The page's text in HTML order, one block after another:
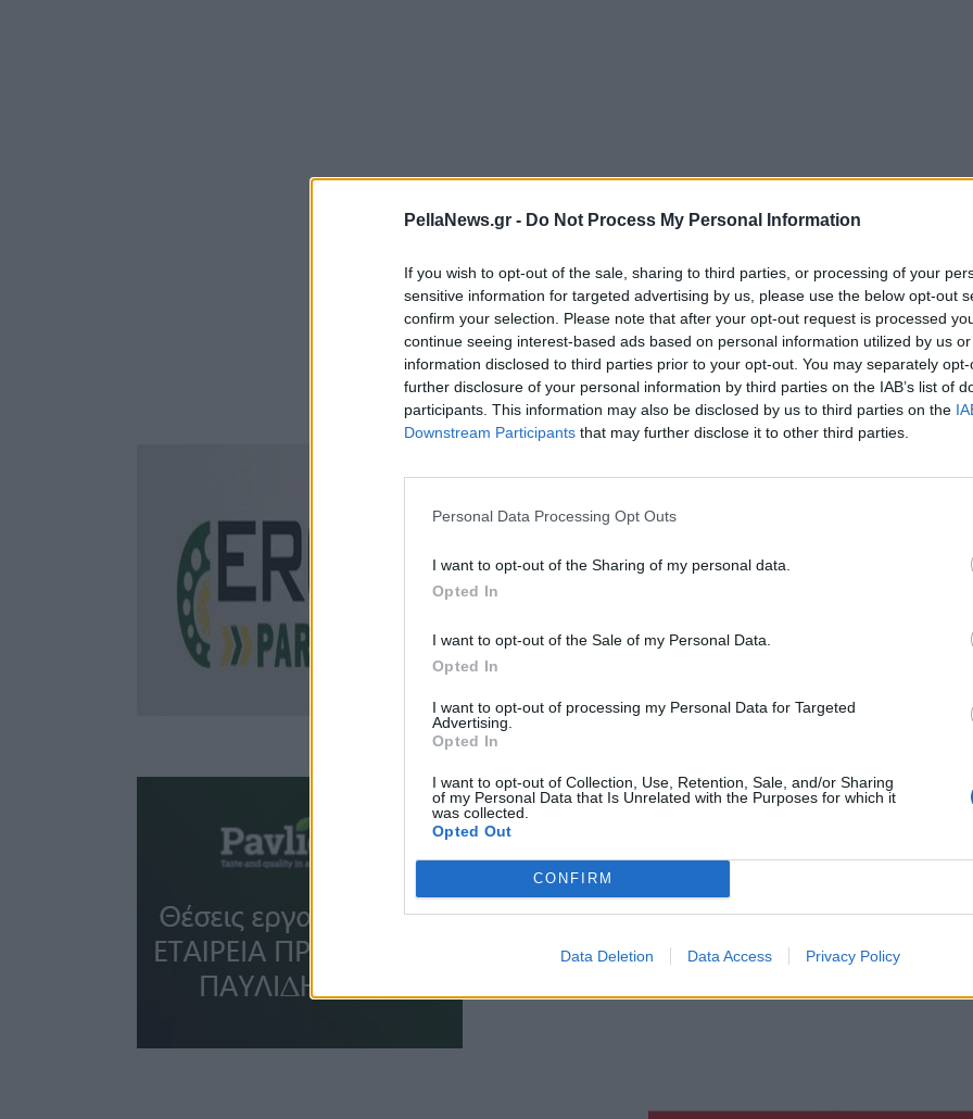
PellaNews.gr - Do Not Process My Personal Information
If you wish to opt-out of the sale, sharing to third parties, or processing of your
sensitive information for targeted advertising by us, please use the below opt-out
confirm your selection. Please note that after your opt-out request is processed
continue seeing interest-based ads based on personal information utilized by us
information disclosed to third parties prior to your opt-out. You may separately
further disclosure of your personal information by third parties on the IAB’s list of
participants. This information may also be disclosed by us to third parties on the
Downstream Participants that may further disclose it to other third parties.
Personal Data Processing Opt Outs
I want to opt-out of the Sharing of my personal data.
Opted In
I want to opt-out of the Sale of my Personal Data.
Opted In
I want to opt-out of processing my Personal Data for Targeted
Advertising.
Opted In
I want to opt-out of Collection, Use, Retention, Sale, and/or Sharing
of my Personal Data that Is Unrelated with the Purposes for which it
was collected.
Opted Out
CONFIRM
Data Deletion Data Access Privacy Policy